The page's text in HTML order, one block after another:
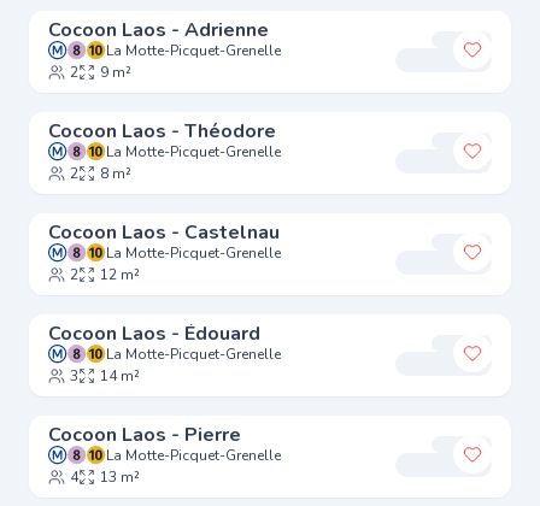
Cocoon Laos - Adrienne
La Motte-Picquet-Grenelle
2
9 m²
Cocoon Laos - Théodore
La Motte-Picquet-Grenelle
2
8 m²
Cocoon Laos - Castelnau
La Motte-Picquet-Grenelle
2
12 m²
Cocoon Laos - Édouard
La Motte-Picquet-Grenelle
3
14 m²
Cocoon Laos - Pierre
La Motte-Picquet-Grenelle
4
13 m²